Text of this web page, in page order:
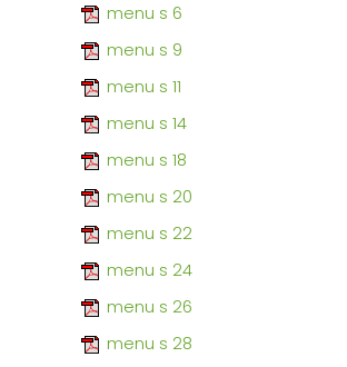
menu s 6
menu s 9
menu s 11
menu s 14
menu s 18
menu s 20
menu s 22
menu s 24
menu s 26
menu s 28